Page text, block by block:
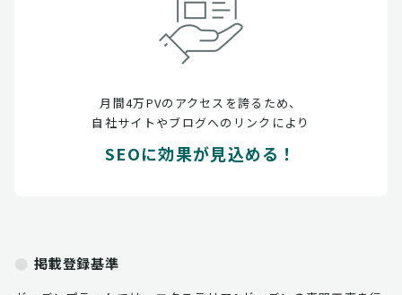
月間4万PVのアクセスを誇るため、
自社サイトやブログへのリンクにより
SEOに効果が見込める！
掲載登録基準